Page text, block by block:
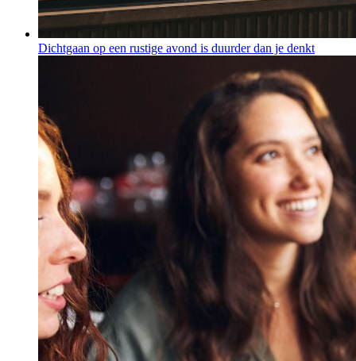
Dichtgaan op een rustige avond is duurder dan je denkt